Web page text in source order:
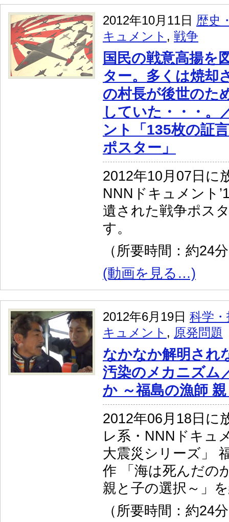
2012年10月11日 歴史
キュメント , 戦争
国民の戦意高揚を
ター。多くは焼却
の村長が後世のた
していた・・・。
ント「135枚の証
ポスター」
2012年10月07日に
NNNドキュメント
遺された戦争ポス
す。
（所要時間：約24
(動画を見る…)
2012年6月19日 科学
キュメント , 原発問題
なかなか解明され
汚染のメカニズム
か ～福島の漁師
2012年06月18日に
レ系・NNNドキュ
大震災シリーズ」
作 「海は死んだの
親と子の選択～」
（所要時間：約24